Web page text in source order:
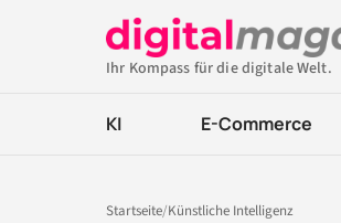
Ihr Kompass für die digitale Welt.
KI E-Commerce
Startseite/Künstliche Intelligenz